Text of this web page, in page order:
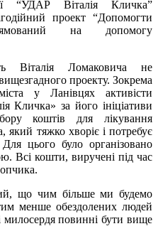
“УДАР Віталія Кличка”
проект “Допомогти
на допомогу
Віталія Ломаковича не
проекту. Зокрема
у Ланівцях активісти
Кличка» за його ініціативи
коштів для лікування
тяжко хворіє і потребує
цього було організовано
Всі кошти, виручені під час
що чим більше ми будемо
менше обездолених людей
милосердя повинні бути вище